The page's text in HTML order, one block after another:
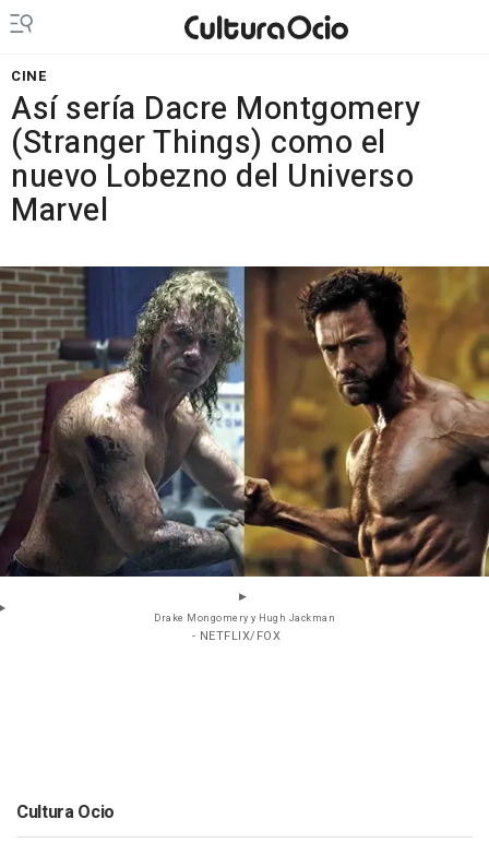
CINE
Así sería Dacre Montgomery
(Stranger Things) como el
nuevo Lobezno del Universo
Marvel
Drake Mongomery y Hugh Jackman
- NETFLIX/FOX
Cultura Ocio